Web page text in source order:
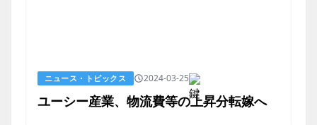
ニュース・トピックス 2024-03-25
ユーシー産業、物流費等の上昇分転嫁へ